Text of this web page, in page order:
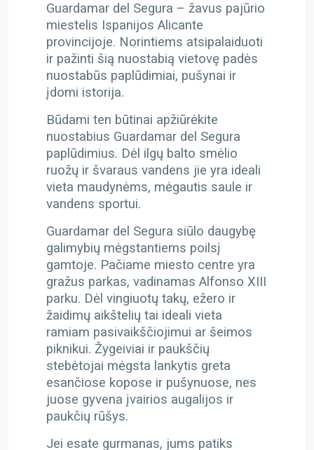
Guardamar del Segura – žavus pajūrio
miestelis Ispanijos Alicante
provincijoje. Norintiems atsipalaiduoti
ir pažinti šią nuostabią vietovę padės
nuostabūs paplūdimiai, pušynai ir
įdomi istorija.
Būdami ten būtinai apžiūrėkite
nuostabius Guardamar del Segura
paplūdimius. Dėl ilgų balto smėlio
ruožų ir švaraus vandens jie yra ideali
vieta maudynėms, mėgautis saule ir
vandens sportui.
Guardamar del Segura siūlo daugybę
galimybių mėgstantiems poilsį
gamtoje. Pačiame miesto centre yra
gražus parkas, vadinamas Alfonso XIII
parku. Dėl vingiuotų takų, ežero ir
žaidimų aikštelių tai ideali vieta
ramiam pasivaikščiojimui ar šeimos
piknikui. Žygeiviai ir paukščių
stebėtojai mėgsta lankytis greta
esančiose kopose ir pušynuose, nes
juose gyvena įvairios augalijos ir
paukčių rūšys.
Jei esate gurmanas, jums patiks